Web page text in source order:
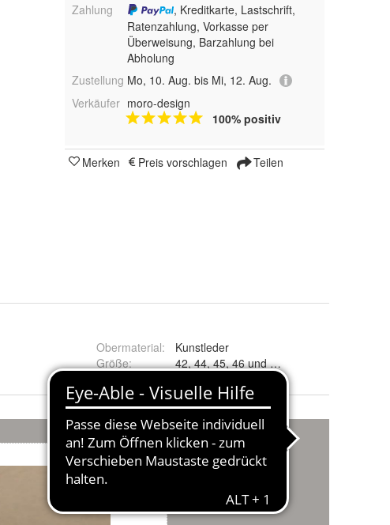
Zahlung
, Kreditkarte, Lastschrift,
Ratenzahlung, Vorkasse per
Überweisung, Barzahlung bei
Abholung
Zustellung Mo, 10. Aug. bis Mi, 12. Aug.
Verkäufer moro-design
100% positiv
Merken Preis vorschlagen Teilen
Obermaterial:
Kunstleder
Größe: 42, 44, 45, 46 und 47